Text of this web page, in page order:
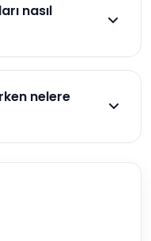
nasıl
sayısına ve
nelere